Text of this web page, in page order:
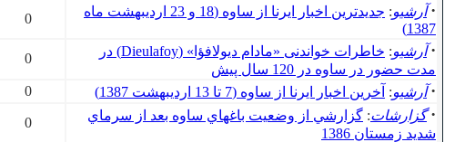
· آرشيو:
جديدترين اخبار ايرنا از ساوه (18 و 23 ارديبهشت ماه
1387)
0
· آرشيو:
خاطرات خواندنی «مادام ديولافؤا» (Dieulafoy) در
مدت حضور در ساوه در 120 سال پيش
0
· آرشيو: آخرين اخبار ايرنا از ساوه (7 تا 13 ارديبهشت 1387) 0
· گزارشات: گزارشي از وضعيت باغ​هاي ساوه بعد از سرماي
شديد زمستان 1386
0